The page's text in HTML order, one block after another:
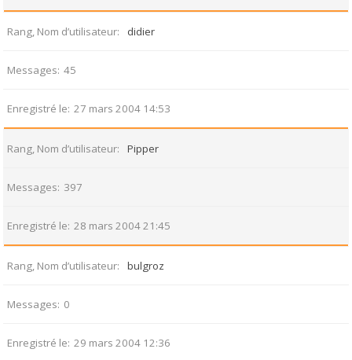
Rang, Nom d’utilisateur didier
Messages 45
Enregistré le 27 mars 2004 14:53
Rang, Nom d’utilisateur Pipper
Messages 397
Enregistré le 28 mars 2004 21:45
Rang, Nom d’utilisateur bulgroz
Messages 0
Enregistré le 29 mars 2004 12:36